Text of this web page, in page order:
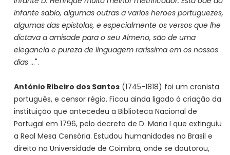
infante sabio, algumas outras a varios heroes portuguezes,
algumas das epistolas, e especialmente os versos que lhe
dictava a amisade para o seu Almeno, são de uma
elegancia e pureza de linguagem rarissima em os nossos
dias ...".
António Ribeiro dos Santos (1745-1818) foi um cronista
português, e censor régio. Ficou ainda ligado à criação da
instituição que antecedeu a Biblioteca Nacional de
Portugal em 1796, pelo decreto de D. Maria I que extinguiu
a Real Mesa Censória. Estudou humanidades no Brasil e
direito na Universidade de Coimbra, onde se doutorou,